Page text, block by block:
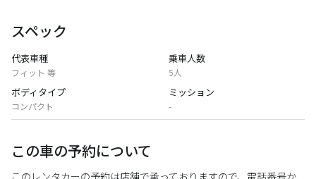
スペック
代表車種
フィット 等
乗車人数
5人
ボディタイプ
コンパクト
ミッション
-
この車の予約について
このレンタカーの予約は店舗で承っておりますので、電話番号か